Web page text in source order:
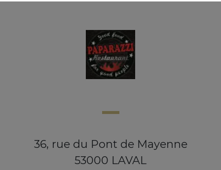
36, rue du Pont de Mayenne
53000 LAVAL